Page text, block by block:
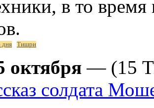
в то
дня Тишри
октября — (15
солдата